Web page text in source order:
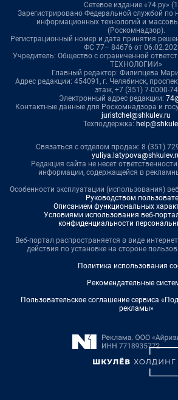
Сетевое издание «74.ру»
Зарегистрировано Федеральной службой по
информационных технологий и
(Роскомнадзор).
Регистрационный номер и дата принятия
ФС 77– 84676 от
Учредитель: Общество с ограниченной
ТЕХНОЛОГИИ»
Главный редактор: Филипцева
Адрес редакции: 454091, г. Челябинск,
этаж, +7 (351) 7-0000-74
Электронный адрес редакции:
Контактные данные для Роскомнадзора и
juristchel@shkulev.ru
Техподдержка:
Связаться с отделом продаж: 8 (351)
Редакция сайта не несет
информации, содержащейся в
Особенности эксплуатации (использования)
Руководством
Описанием функциональных
Условиями использования веб-
конфиденциальности
Веб-портал распространяется в виде
действия по установке на стороне
Политика использования
Рекомендательные
Пользовательское соглашение сервиса
рекламы»